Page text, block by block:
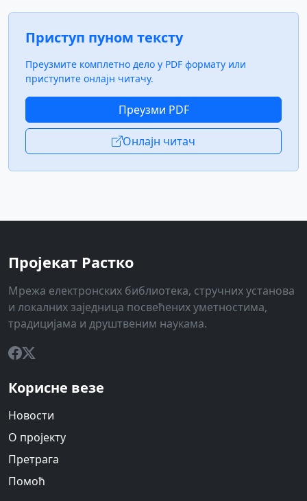
Приступ пуном тексту
Преузмите комплетно дело у PDF формату или
приступите онлајн читачу.
Преузми PDF
Онлајн читач
Пројекат Растко
Мрежа електронских библиотека, стручних установа
и локалних заједница посвећених уметностима,
традицијама и друштвеним наукама.
Корисне везе
Новости
О пројекту
Претрага
Помоћ